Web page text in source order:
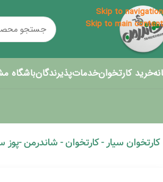
Skip to navigation
Skip to main content
خرید کارتخوانخدماتپذیرندگانباشگاه
کارتخوان سیار - کارتخوان - شاندرمن -پوز